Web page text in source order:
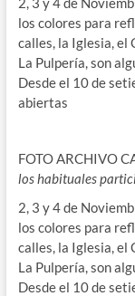
los colores para
calles, la Iglesia, el
La Pulpería, son
Desde el 10 de
abiertas
FOTO ARCHIVO
los habituales
2, 3 y 4 de
los colores para
calles, la Iglesia, el
La Pulpería, son
Desde el 10 de